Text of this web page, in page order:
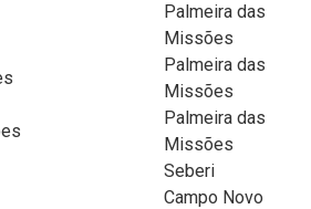
Palmeira das
Missões
Palmeira das
Missões
Palmeira das
Missões
Seberi
Campo Novo